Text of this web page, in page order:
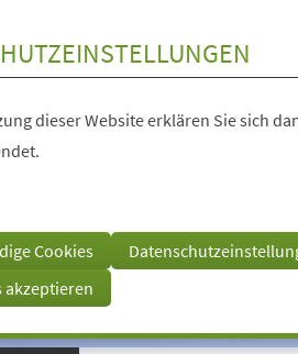
dieser Website erklären Sie sich
Cookies
akzeptieren